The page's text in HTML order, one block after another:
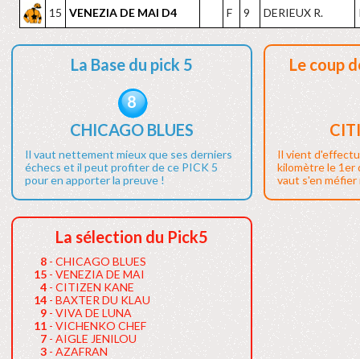
15 VENEZIA DE MAI D4 F 9 DERIEUX R.
La Base du pick 5
8
CHICAGO BLUES
Il vaut nettement mieux que ses derniers
échecs et il peut profiter de ce PICK 5
pour en apporter la preuve !
Le coup
Il vient
kilomètre le 1er
vaut s'en méfier
La sélection du Pick5
8- CHICAGO BLUES
15- VENEZIA DE MAI
4- CITIZEN KANE
14- BAXTER DU KLAU
9- VIVA DE LUNA
11- VICHENKO CHEF
7- AIGLE JENILOU
3- AZAFRAN